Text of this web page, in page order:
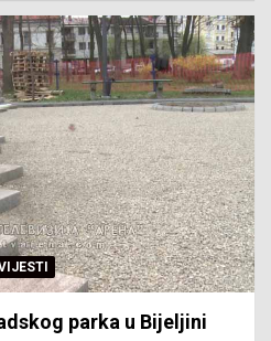
parka u Bijeljini